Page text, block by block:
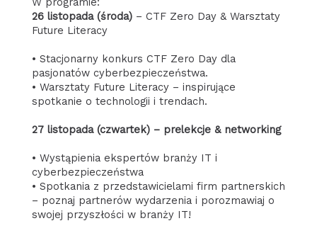
26 listopada (środa)– CTF Zero Day & Warsztaty
Future Literacy
• Stacjonarny konkurs CTF Zero Day dla
pasjonatów cyberbezpieczeństwa.
• Warsztaty Future Literacy – inspirujące
spotkanie o technologii i trendach.
27 listopada (czwartek) – prelekcje & networking
• Wystąpienia ekspertów branży IT i
cyberbezpieczeństwa
• Spotkania z przedstawicielami firm partnerskich
– poznaj partnerów wydarzenia i porozmawiaj o
swojej przyszłości w branży IT!